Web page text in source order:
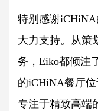
特别感谢
大力支持。从策
务，Eiko都倾注
的iCHiNA餐厅
专注于精致高端